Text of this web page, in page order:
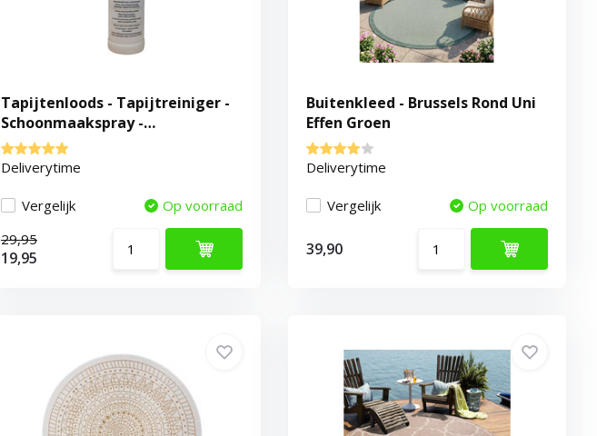
Tapijtenloods - Tapijtreiniger -
Schoonmaakspray -
Vloerkleedreiniger
Deliverytime
Vergelijk
Op voorraad
29,95
19,95
Buitenkleed - Brussels Rond Uni
Effen Groen
Deliverytime
Vergelijk Op voorraad
39,90